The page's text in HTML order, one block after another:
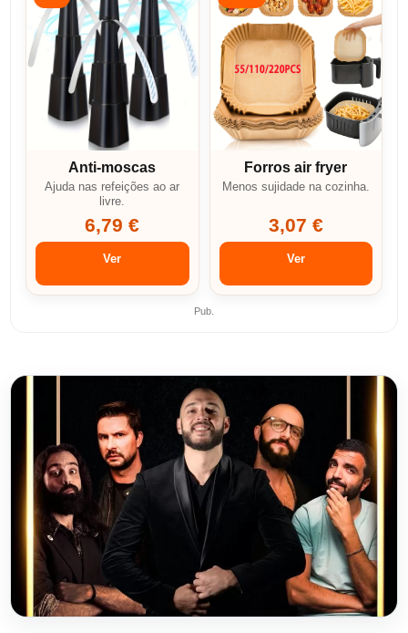
Anti-moscas
Ajuda nas refeições ao ar
livre.
6,79 €
Ver
Forros air fryer
Menos sujidade na cozinha.
3,07 €
Ver
Pub.